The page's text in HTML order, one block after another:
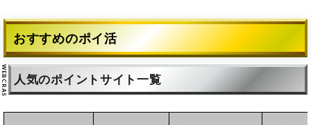
おすすめのポイ活
人気のポイントサイト一覧